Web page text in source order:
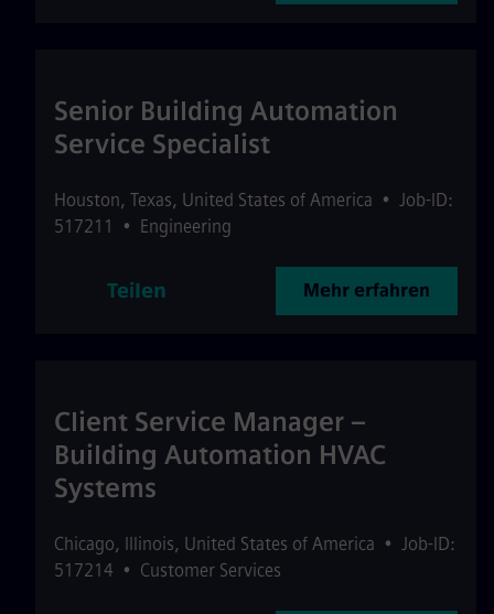
Senior Building Automation
Service Specialist
Houston, Texas, United States of America • Job-ID:
517211
• Engineering
Teilen Mehr erfahren
Client Service Manager –
Building Automation HVAC
Systems
Chicago, Illinois, United States of America • Job-ID:
517214 • Customer Services